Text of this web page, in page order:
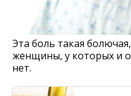
Эта боль такая
женщины, у которых и
нет.